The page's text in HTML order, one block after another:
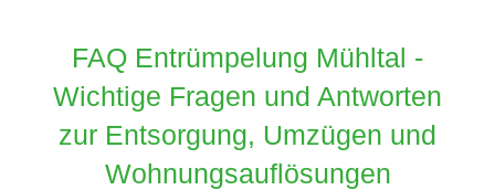
FAQ Entrümpelung Mühltal -
Wichtige Fragen und Antworten
zur Entsorgung, Umzügen und
Wohnungsauflösungen